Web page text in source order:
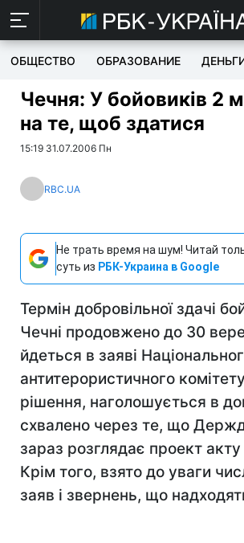
ОБЩЕСТВО ОБРАЗОВАНИЕ
Чечня: У бойовиків 2
на те, щоб здатися
15:19 31.07.2006 Пн
RBC.UA
Не трать время на шум! Читай
суть из РБК-Украина в Google
Термін добровільної здачі
Чечні продовжено до 30
йдеться в заяві
антитерористичного
рішення, наголошується в
схвалено через те, що
зараз розглядає проект акту
Крім того, взято до уваги
заяв і звернень, що